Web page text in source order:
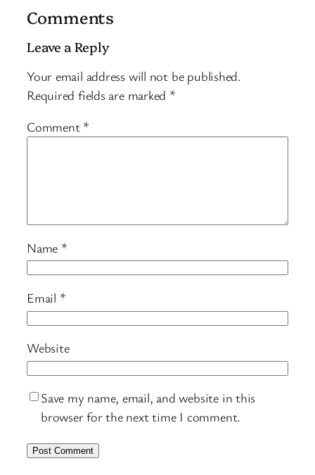
Comments
Leave a Reply
Your email address will not be published.
Required fields are marked *
Comment *
Name *
Email *
Website
Save my name, email, and website in this
browser for the next time I comment.